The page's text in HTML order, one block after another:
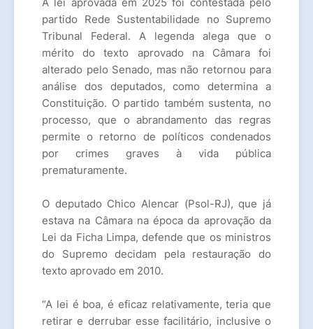
partido Rede Sustentabilidade no Supremo
Tribunal Federal. A legenda alega que o
mérito do texto aprovado na Câmara foi
alterado pelo Senado, mas não retornou para
análise dos deputados, como determina a
Constituição. O partido também sustenta, no
processo, que o abrandamento das regras
permite o retorno de políticos condenados
por crimes graves à vida pública
prematuramente.
O deputado Chico Alencar (Psol-RJ), que já
estava na Câmara na época da aprovação da
Lei da Ficha Limpa, defende que os ministros
do Supremo decidam pela restauração do
texto aprovado em 2010.
“A lei é boa, é eficaz relativamente, teria que
retirar e derrubar esse facilitário, inclusive o